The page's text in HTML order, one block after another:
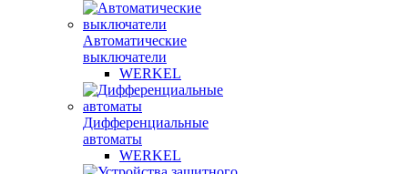
Автоматические
выключатели
WERKEL
Дифференциальные
автоматы
WERKEL